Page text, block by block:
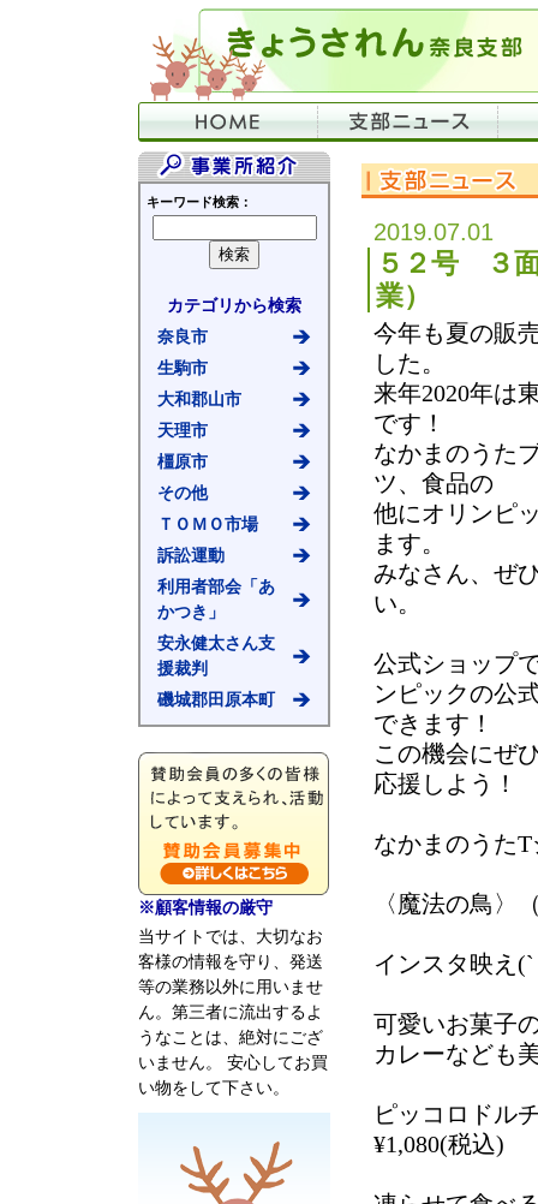
キーワード検索：
カテゴリから検索
奈良市
生駒市
大和郡山市
天理市
橿原市
その他
ＴＯＭＯ市場
訴訟運動
利用者部会「あ
かつき」
安永健太さん支
援裁判
磯城郡田原本町
※顧客情報の厳守
当サイトでは、大切なお
客様の情報を守り、発送
等の業務以外に用いませ
ん。第三者に流出するよ
うなことは、絶対にござ
いません。 安心してお買
い物をして下さい。
2019.07.01
５２号 ３
業）
今年も夏の販
した。
来年2020年は
です！
なかまのうた
ツ、食品の
他にオリンピ
ます。
みなさん、ぜ
い。
公式ショップ
ンピックの公
できます！
この機会にぜ
応援しよう！
なかまのうた
〈魔法の鳥
インスタ映え
可愛いお菓子
カレーなども
ピッコロドル
¥1,080(税込)